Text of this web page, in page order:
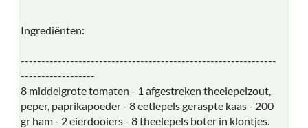
Ingrediënten:
--------------------------------------------------------------
------------------
8 middelgrote tomaten - 1 afgestreken theelepelzout,
peper, paprikapoeder - 8 eetlepels geraspte kaas - 200
gr ham - 2 eierdooiers - 8 theelepels boter in klontjes.